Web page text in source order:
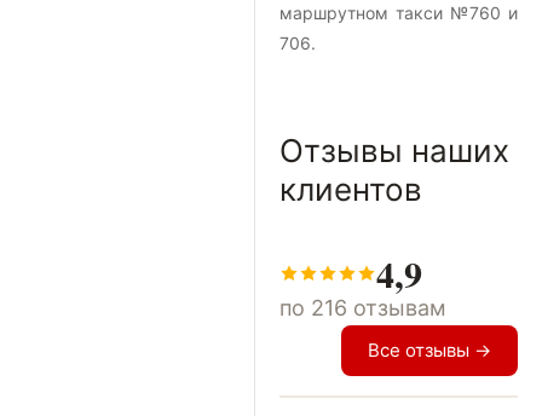
маршрутном такси №760 и
706.
Отзывы наших
клиентов
4,9
по 216 отзывам
Все отзывы →